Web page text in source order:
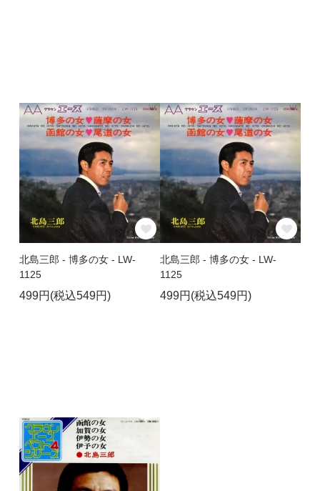
北島三郎 - 博多の女 - LW-
1125
499円(税込549円)
北島三郎 - 博多の女 - LW-
1125
499円(税込549円)